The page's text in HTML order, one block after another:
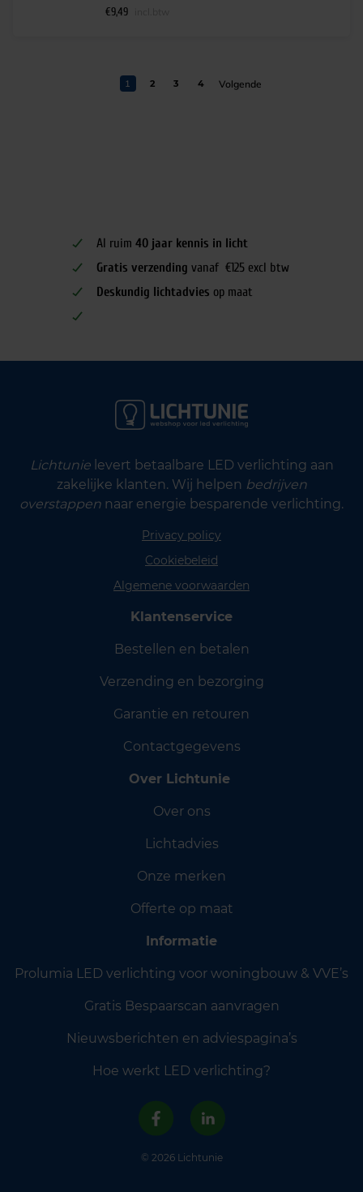
€9,49
1 2 3 4
Al ruim 40 jaar kennis in licht
Gratis verzending vanaf €125 excl btw
Deskundig lichtadvies op maat
Lichtunielevert betaalbare LED verlichting aan
zakelijke klanten. Wij helpen bedrijven
overstappen naar energie besparende verlichting.
Privacy policy
Cookiebeleid
Algemene voorwaarden
Klantenservice
Bestellen en betalen
Verzending en bezorging
Garantie en retouren
Contactgegevens
Over Lichtunie
Over ons
Lichtadvies
Onze merken
Offerte op maat
Informatie
Prolumia LED verlichting voor woningbouw & VVE’s
Gratis Bespaarscan aanvragen
Nieuwsberichten en adviespagina’s
Hoe werkt LED verlichting?
© 2026 Lichtunie